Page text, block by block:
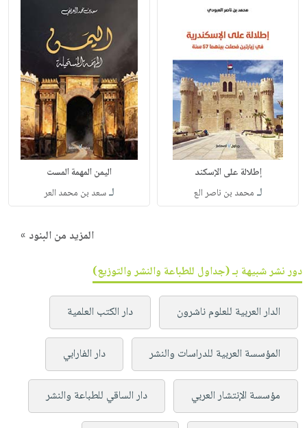
إطلالة على الإسكند
لـ محمد بن ناصر الع
اليمن المهمة المست
لـسعد بن محمد العر
المزيد من البنود »
دور نشر شبيهة بـ (جداول للطباعة والنشر والتوزيع)
الدار العربية للعلوم ناشرون دار الكتب العلمية
المؤسسة العربية للدراسات والنشر دار الفارابي
مؤسسة الإنتشار العربي دار الساقي للطباعة والنشر